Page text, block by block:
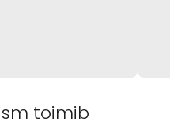
toimib